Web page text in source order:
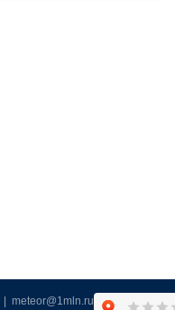
|meteor@1mln.ru